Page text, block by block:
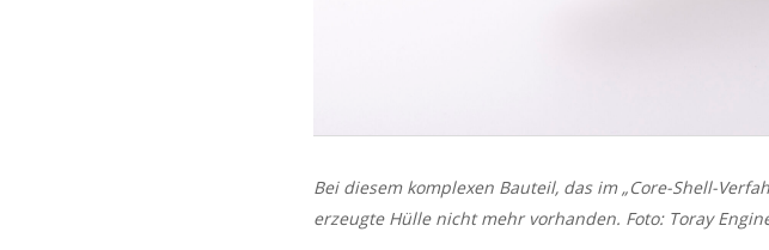
Bei diesem komplexen Bauteil, das im „Core-Shell-
erzeugte Hülle nicht mehr vorhanden. Foto: Toray